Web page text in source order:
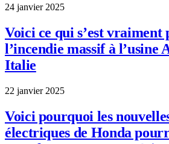
24 janvier 2025
Voici ce qui s’est vraiment
l’incendie massif à l’usine
Italie
22 janvier 2025
Voici pourquoi les
électriques de Honda